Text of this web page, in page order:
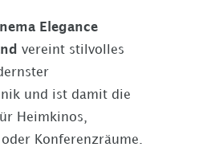
Elegance
vereint stilvolles
und ist damit die
Heimkinos,
Konferenzräume.